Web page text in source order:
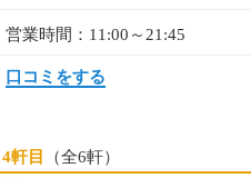
営業時間：11:00～21:45
口コミをする
4軒目 （全6軒）